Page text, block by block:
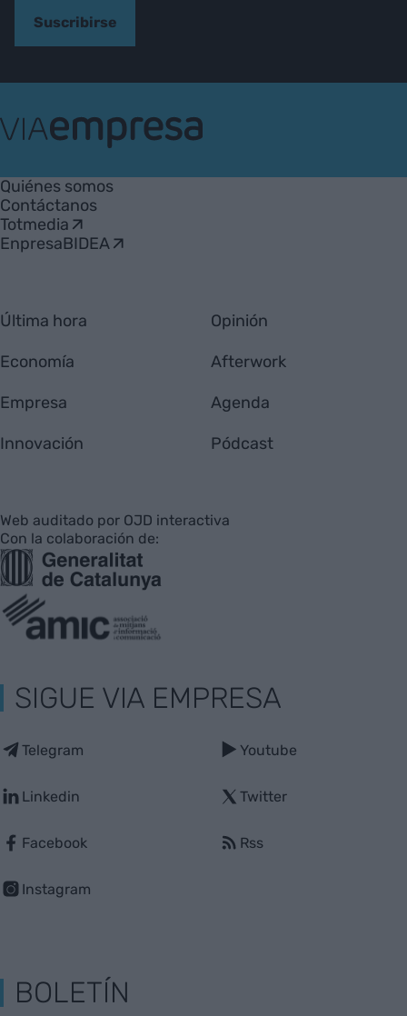
Suscribirse
Empresa
Quiénes somos
Contáctanos
Totmedia
EnpresaBIDEA
Última hora
Economía
Empresa
Innovación
Opinión
Afterwork
Agenda
Pódcast
Web auditado por OJD interactiva
Con la colaboración de:
SIGUE VIA EMPRESA
Telegram
Linkedin
Facebook
Instagram
Youtube
Twitter
Rss
BOLETÍN